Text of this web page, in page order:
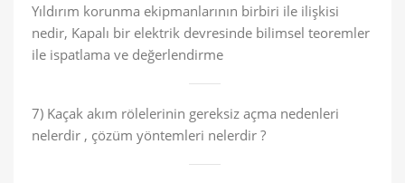
Yıldırım korunma ekipmanlarının birbiri ile ilişkisi
nedir, Kapalı bir elektrik devresinde bilimsel teoremler
ile ispatlama ve değerlendirme
7) Kaçak akım rölelerinin gereksiz açma nedenleri
nelerdir , çözüm yöntemleri nelerdir ?